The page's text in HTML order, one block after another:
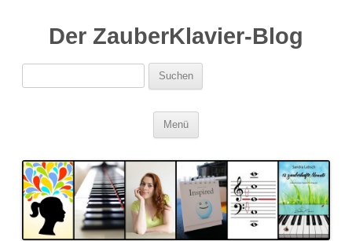
Der ZauberKlavier-Blog
Suchen
nach:
Menü